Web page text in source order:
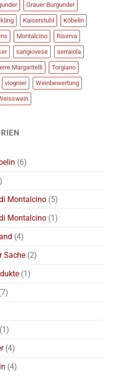
Grauer Burgunder
Kaiserstuhl Köbelin
Montalcino Riserva
sangiovese serraiola
Margaritelli Torgiano
viognier Weinbewertung
(6)
Montalcino (5)
Montalcino (1)
(4)
Sache (2)
(1)
(1)
(4)
(4)